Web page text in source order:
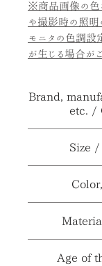
※商品画像の色
や撮影時の照明
モニタの色調設
が生じる場合が
Brand,
etc. /
ブランド、メー
型番、品番、
製番等≫
Size
がご
カラー≫
素材≫
Age of